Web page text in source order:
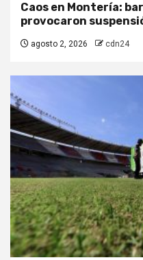
Caos en Montería:
provocaron
agosto 2, 2026 cdn24